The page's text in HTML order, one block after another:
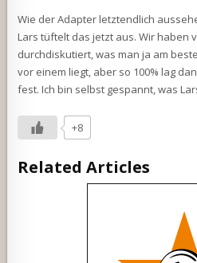
Wie der Adapter letztendlich
Lars tüftelt das jetzt aus. Wir haben
durchdiskutiert, was man ja am
vor einem liegt, aber so 100% lag
fest. Ich bin selbst gespannt, was
+8
Related Articles